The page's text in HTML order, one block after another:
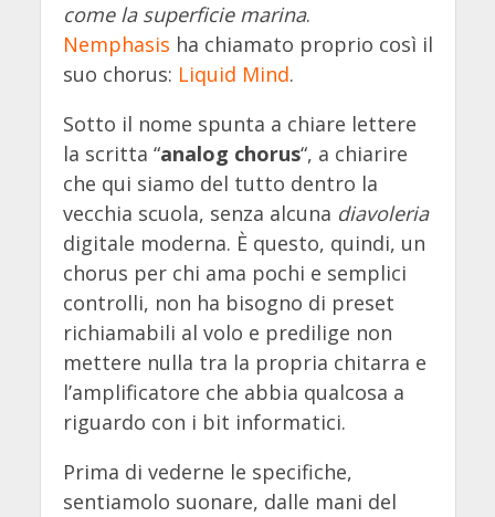
come la superficie marina.
Nemphasis ha chiamato proprio così il
suo chorus: Liquid Mind.
Sotto il nome spunta a chiare lettere
la scritta “analog chorus“, a chiarire
che qui siamo del tutto dentro la
vecchia scuola, senza alcuna diavoleria
digitale moderna. È questo, quindi, un
chorus per chi ama pochi e semplici
controlli, non ha bisogno di preset
richiamabili al volo e predilige non
mettere nulla tra la propria chitarra e
l’amplificatore che abbia qualcosa a
riguardo con i bit informatici.
Prima di vederne le specifiche,
sentiamolo suonare, dalle mani del